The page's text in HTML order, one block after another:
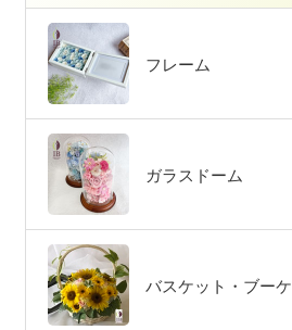
フレーム
ガラスドーム
バスケット・ブーケ